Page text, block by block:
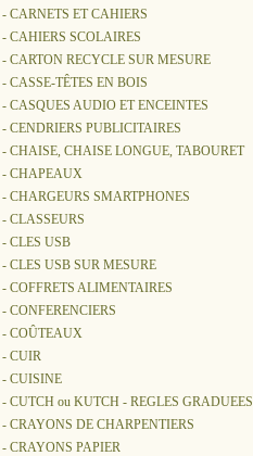
- CARNETS ET CAHIERS
- CAHIERS SCOLAIRES
- CARTON RECYCLE SUR MESURE
- CASSE-TÊTES EN BOIS
- CASQUES AUDIO ET ENCEINTES
- CENDRIERS PUBLICITAIRES
- CHAISE, CHAISE LONGUE, TABOURET
- CHAPEAUX
- CHARGEURS SMARTPHONES
- CLASSEURS
- CLES USB
- CLES USB SUR MESURE
- COFFRETS ALIMENTAIRES
- CONFERENCIERS
- COÛTEAUX
- CUIR
- CUISINE
- CUTCH ou KUTCH - REGLES GRADUEES
- CRAYONS DE CHARPENTIERS
- CRAYONS PAPIER